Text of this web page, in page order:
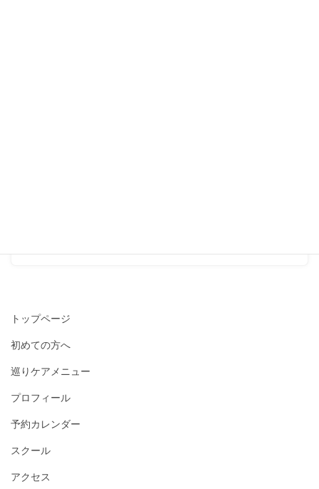
トップページ
初めての方へ
巡りケアメニュー
プロフィール
予約カレンダー
スクール
アクセス